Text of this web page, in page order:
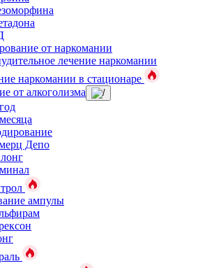
от наркомании
лечение наркомании
наркомании в стационаре
от алкоголизма
Депо
ампулы